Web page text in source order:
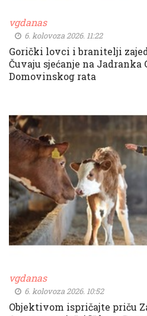
vgdanas
6. kolovoza 2026. 11:22
Gorički lovci i branitelji
Čuvaju sjećanje na Jadranka
Domovinskog rata
vgdanas
6. kolovoza 2026. 10:52
Objektivom ispričajte priču